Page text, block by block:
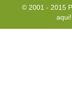
© 2001 - 2015